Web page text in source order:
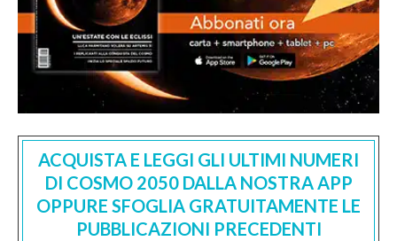
ACQUISTA E LEGGI GLI ULTIMI NUMERI
DI COSMO 2050 DALLA NOSTRA APP
OPPURE SFOGLIA GRATUITAMENTE LE
PUBBLICAZIONI PRECEDENTI